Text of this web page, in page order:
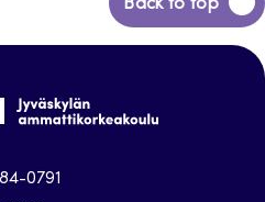
Back to top
to
0791